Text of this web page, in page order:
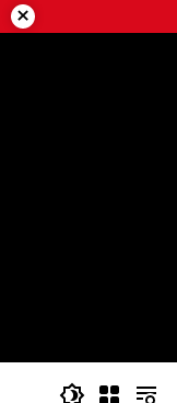
×